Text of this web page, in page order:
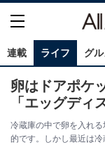
連載 ライフ グル
卵はドアポケ
「エッグディ
冷蔵庫の中で卵を入れ
的です。しかし最近は